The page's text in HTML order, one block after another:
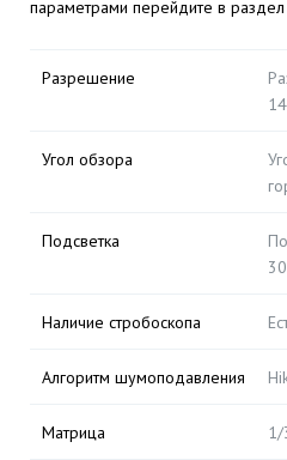
параметрами перейдите в
Разрешение
Угол обзора
Подсветка
Наличие стробоскопа
Алгоритм шумоподавления
Матрица 1/